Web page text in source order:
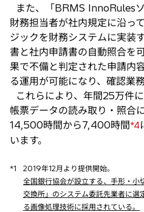
また、「BRMS InnoRulesソ
財務担当者が社内規定に沿っ
ジックを財務システムに実装
書と社内申請書の自動照合を
果で不備と判定された申請内
る運用が可能になり、確認業
これらにより、年間25万件
帳票データの読み取り・照合
14,500時間から7,400時間*4
います。
*1
2019年12月より提供開始。
全国銀行協会が設立する、手形・小
交換所」のシステム委託先業者に選
る画像処理技術に採用されている。